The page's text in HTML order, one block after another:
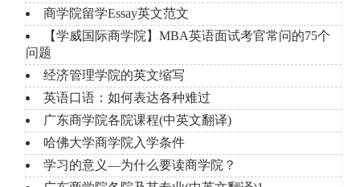
商学院留学Essay英文范文
【学威国际商学院】MBA英语面试考官常问的75个
问题
经济管理学院的英文缩写
英语口语：如何表达各种难过
广东商学院各院课程(中英文翻译)
哈佛大学商学院入学条件
学习的意义―为什么要读商学院？